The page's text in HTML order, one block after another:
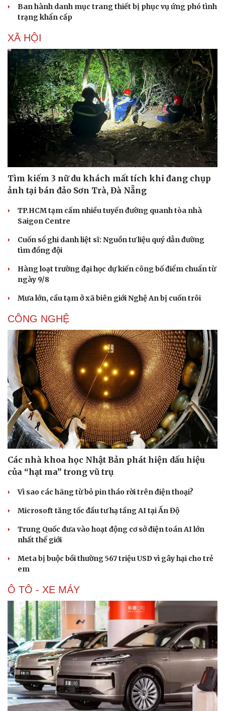
Sức khỏe
Dinh dưỡng - món ngon
Cây thuốc
Sản phụ khoa
Nhi khoa
Nam khoa
Làm đẹp - giảm cân
Phòng mạch online
Ăn sạch sống khỏe
Đời sống
Nhà đẹp
Blog
Tình yêu - Gia đình
Ban hành danh mục trang thiết bị phục vụ ứng phó tình
trạng khẩn cấp
XÃ HỘI
Tìm kiếm 3 nữ du khách mất tích khi đang chụp
ảnh tại bán đảo Sơn Trà, Đà Nẵng
TP.HCM tạm cấm nhiều tuyến đường quanh tòa nhà
Saigon Centre
Cuốn sổ ghi danh liệt sĩ: Nguồn tư liệu quý dẫn đường
tìm đồng đội
Hàng loạt trường đại học dự kiến công bố điểm chuẩn từ
ngày 9/8
Mưa lớn, cầu tạm ở xã biên giới Nghệ An bị cuốn trôi
CÔNG NGHỆ
Các nhà khoa học Nhật Bản phát hiện dấu hiệu
của “hạt ma” trong vũ trụ
Vì sao các hãng từ bỏ pin tháo rời trên điện thoại?
Microsoft tăng tốc đầu tư hạ tầng AI tại Ấn Độ
Trung Quốc đưa vào hoạt động cơ sở điện toán AI lớn
nhất thế giới
Meta bị buộc bồi thường 567 triệu USD vì gây hại cho trẻ
em
Ô TÔ - XE MÁY